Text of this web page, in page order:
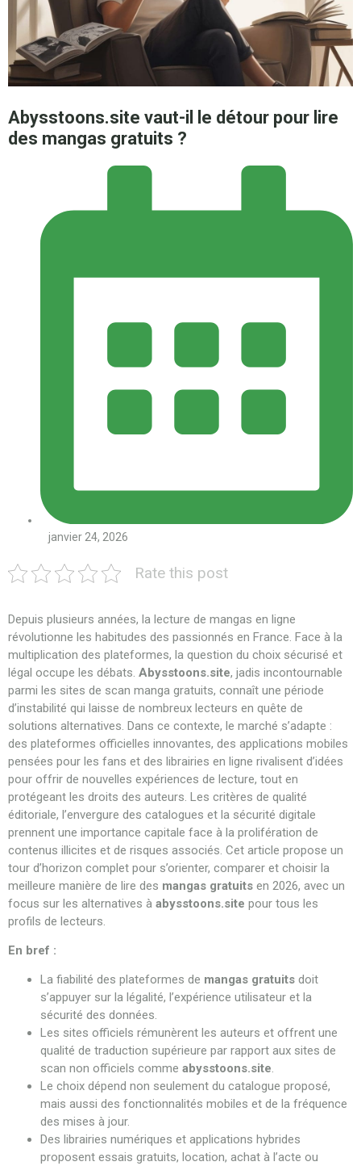
Abysstoons.site vaut-il le détour pour lire
des mangas gratuits ?
janvier 24, 2026
Rate this post
Depuis plusieurs années, la lecture de mangas en ligne
révolutionne les habitudes des passionnés en France. Face à la
multiplication des plateformes, la question du choix sécurisé et
légal occupe les débats. Abysstoons.site, jadis incontournable
parmi les sites de scan manga gratuits, connaît une période
d’instabilité qui laisse de nombreux lecteurs en quête de
solutions alternatives. Dans ce contexte, le marché s’adapte :
des plateformes officielles innovantes, des applications mobiles
pensées pour les fans et des librairies en ligne rivalisent d’idées
pour offrir de nouvelles expériences de lecture, tout en
protégeant les droits des auteurs. Les critères de qualité
éditoriale, l’envergure des catalogues et la sécurité digitale
prennent une importance capitale face à la prolifération de
contenus illicites et de risques associés. Cet article propose un
tour d’horizon complet pour s’orienter, comparer et choisir la
meilleure manière de lire des mangas gratuits en 2026, avec un
focus sur les alternatives à abysstoons.site pour tous les
profils de lecteurs.
En bref :
La fiabilité des plateformes de mangas gratuits doit
s’appuyer sur la légalité, l’expérience utilisateur et la
sécurité des données.
Les sites officiels rémunèrent les auteurs et offrent une
qualité de traduction supérieure par rapport aux sites de
scan non officiels comme abysstoons.site.
Le choix dépend non seulement du catalogue proposé,
mais aussi des fonctionnalités mobiles et de la fréquence
des mises à jour.
Des librairies numériques et applications hybrides
proposent essais gratuits, location, achat à l’acte ou